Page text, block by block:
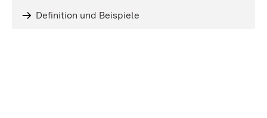
Definition und Beispiele